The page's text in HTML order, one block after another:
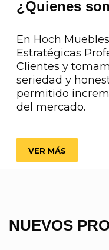
¿Quienes
En Hoch
Estratégicas
Clientes y
seriedad y
permitido
del mercado.
VER MÁS
NUEVOS